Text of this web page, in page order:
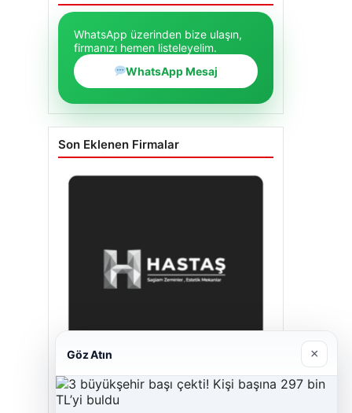
WhatsApp üzerinden bize ulaşın,
firmanızı hemen listeleyelim.
WhatsApp Mesaj
Son Eklenen Firmalar
Enes Kaplan Avukatlık Bürosu
Göz Atın ×